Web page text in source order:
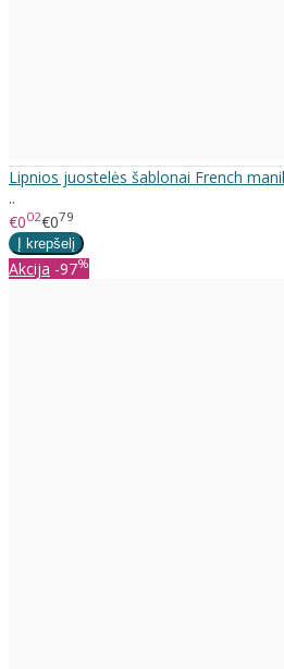
Lipnios juostelės šablonai French
..
€002€079
Akcija -97%